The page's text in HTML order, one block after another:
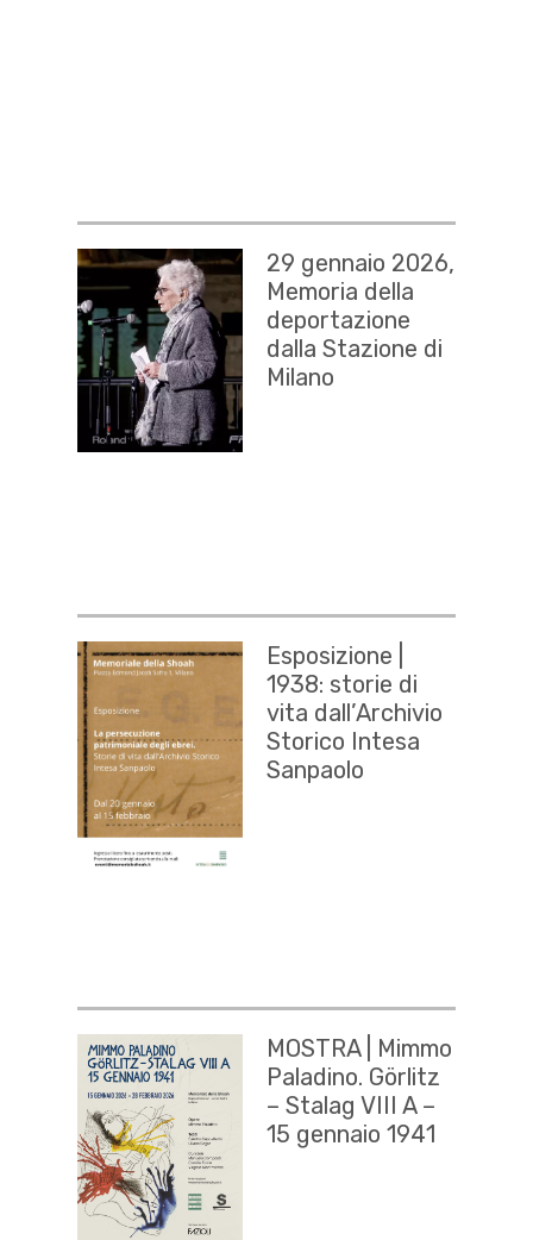
29 gennaio 2026,
Memoria della
deportazione
dalla Stazione di
Milano
Esposizione |
1938: storie di
vita dall’Archivio
Storico Intesa
Sanpaolo
MOSTRA | Mimmo
Paladino. Görlitz
– Stalag VIII A –
15 gennaio 1941